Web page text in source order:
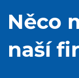
Něco
naší